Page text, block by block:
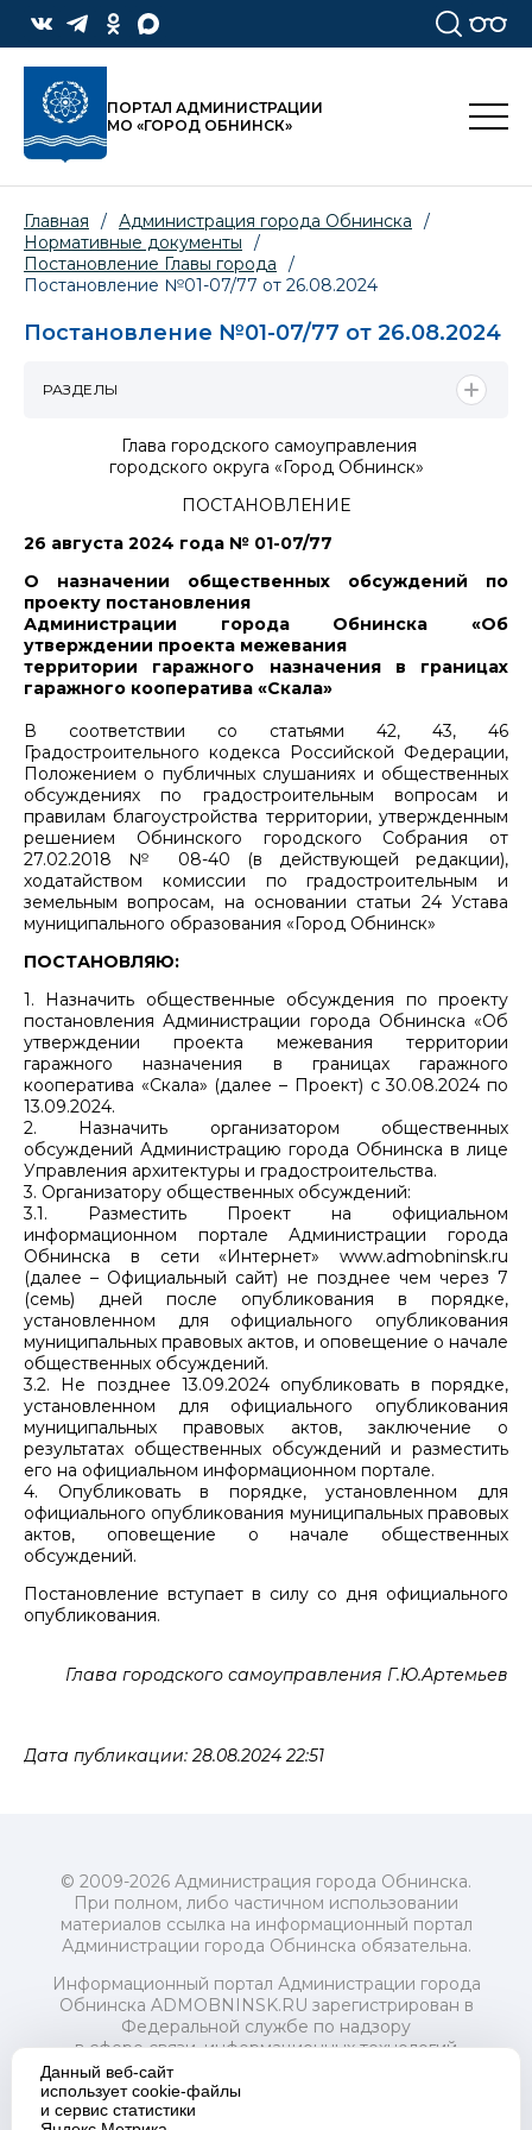
ПОРТАЛ АДМИНИСТРАЦИИ
МО «ГОРОД ОБНИНСК»
Главная / Администрация города Обнинска
/
Нормативные документы
/
Постановление Главы города
/
Постановление №01-07/77 от 26.08.2024
Постановление №01-07/77 от 26.08.2024
Глава городского самоуправления
городского округа «Город Обнинск»
ПОСТАНОВЛЕНИЕ
26 августа 2024 года № 01-07/77
О назначении общественных обсуждений по
проекту постановления
Администрации города Обнинска «Об
утверждении проекта межевания
территории гаражного назначения в границах
гаражного кооператива «Скала»
В соответствии со статьями 42, 43, 46
Градостроительного кодекса Российской Федерации,
Положением о публичных слушаниях и общественных
обсуждениях по градостроительным вопросам и
правилам благоустройства территории, утвержденным
решением Обнинского городского Собрания от
27.02.2018 № 08-40 (в действующей редакции),
ходатайством комиссии по градостроительным и
земельным вопросам, на основании статьи 24 Устава
муниципального образования «Город Обнинск»
ПОСТАНОВЛЯЮ:
1. Назначить общественные обсуждения по проекту
постановления Администрации города Обнинска «Об
утверждении проекта межевания территории
гаражного назначения в границах гаражного
кооператива «Скала» (далее – Проект) с 30.08.2024 по
13.09.2024.
2. Назначить организатором общественных
обсуждений Администрацию города Обнинска в лице
Управления архитектуры и градостроительства.
3. Организатору общественных обсуждений:
3.1. Разместить Проект на официальном
информационном портале Администрации города
Обнинска в сети «Интернет» www.admobninsk.ru
(далее – Официальный сайт) не позднее чем через 7
(семь) дней после опубликования в порядке,
установленном для официального опубликования
муниципальных правовых актов, и оповещение о начале
общественных обсуждений.
3.2. Не позднее 13.09.2024 опубликовать в порядке,
установленном для официального опубликования
муниципальных правовых актов, заключение о
результатах общественных обсуждений и разместить
его на официальном информационном портале.
4. Опубликовать в порядке, установленном для
официального опубликования муниципальных правовых
актов, оповещение о начале общественных
обсуждений.
Постановление вступает в силу со дня официального
опубликования.
Глава городского самоуправления Г.Ю.Артемьев
Дата публикации: 28.08.2024 22:51
РАЗДЕЛЫ
© 2009-2026 Администрация города Обнинска.
При полном, либо частичном использовании
материалов ссылка на информационный портал
Администрации города Обнинска обязательна.
Информационный портал Администрации города
Обнинска ADMOBNINSK.RU зарегистрирован в
Федеральной службе по надзору
в сфере связи, информационных технологий
и массовых коммуникаций (Роскомнадзор) 24 июля
2018 года.
Свидетельство о регистрации Эл № ФС77-73321
Данный веб-сайт
использует cookie-файлы
и сервис статистики